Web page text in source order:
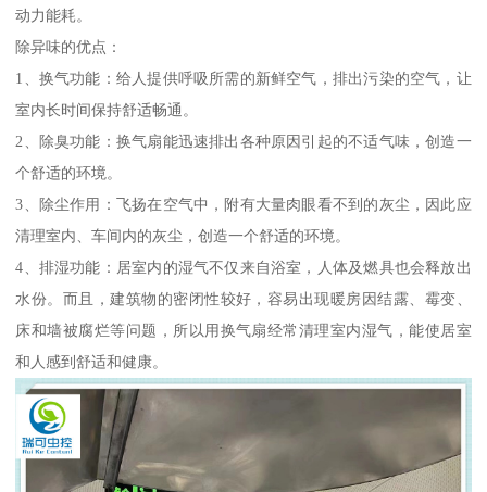
动力能耗。
除异味的优点：
1、换气功能：给人提供呼吸所需的新鲜空气，排出污染的空气，让
室内长时间保持舒适畅通。
2、除臭功能：换气扇能迅速排出各种原因引起的不适气味，创造一
个舒适的环境。
3、除尘作用：飞扬在空气中，附有大量肉眼看不到的灰尘，因此应
清理室内、车间内的灰尘，创造一个舒适的环境。
4、排湿功能：居室内的湿气不仅来自浴室，人体及燃具也会释放出
水份。而且，建筑物的密闭性较好，容易出现暖房因结露、霉变、
床和墙被腐烂等问题，所以用换气扇经常清理室内湿气，能使居室
和人感到舒适和健康。